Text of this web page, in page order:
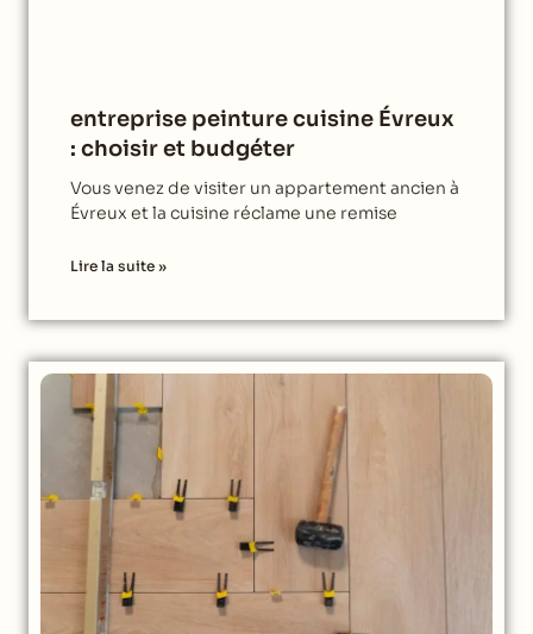
entreprise peinture cuisine Évreux
: choisir et budgéter
Vous venez de visiter un appartement ancien à
Évreux et la cuisine réclame une remise
Lire la suite »